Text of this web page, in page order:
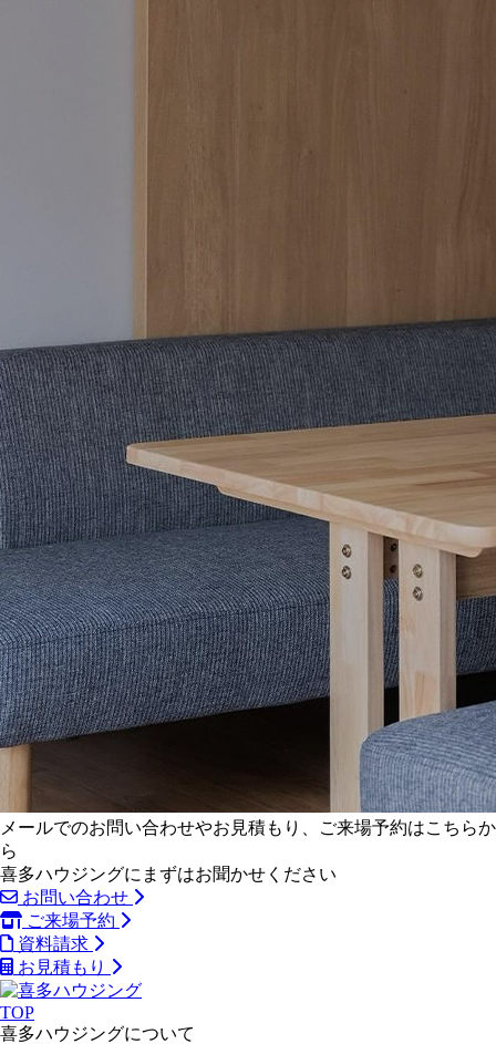
メールでのお問い合わせやお見積もり、ご来場予約はこちらか
ら
喜多ハウジングにまずはお聞かせください
お問い合わせ
ご来場予約
資料請求
お見積もり
TOP
喜多ハウジングについて